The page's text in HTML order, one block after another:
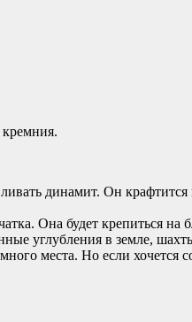
динамит. Он
Она будет крепиться на
углубления в земле,
места. Но если хочется